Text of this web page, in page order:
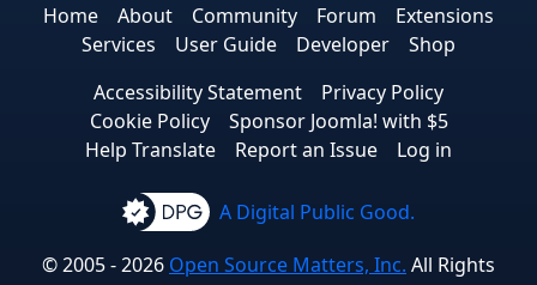
Home About Community Forum
Extensions
Services
User Guide Developer
Shop
Accessibility Statement
Privacy Policy
Cookie Policy
Sponsor Joomla! with $5
Help Translate
Report an Issue Log in
A Digital Public Good.
© 2005 - 2026 Open Source Matters, Inc. All Rights